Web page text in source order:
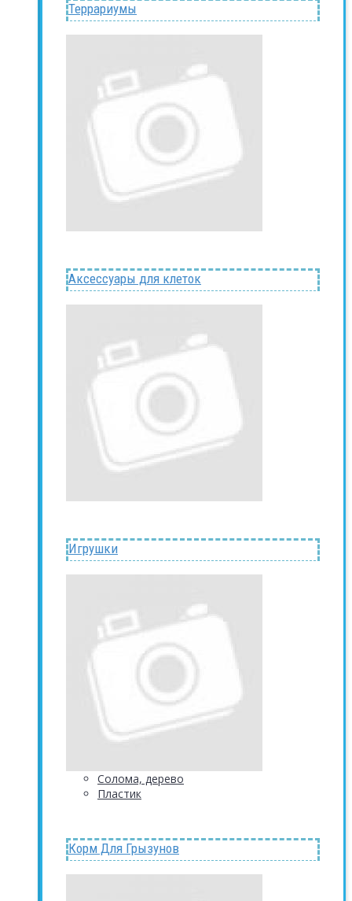
Террариумы
Аксессуары для клеток
Игрушки
Солома, дерево
Пластик
Корм Для Грызунов